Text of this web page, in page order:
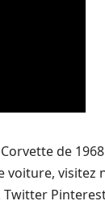
de
visitez
Twitter